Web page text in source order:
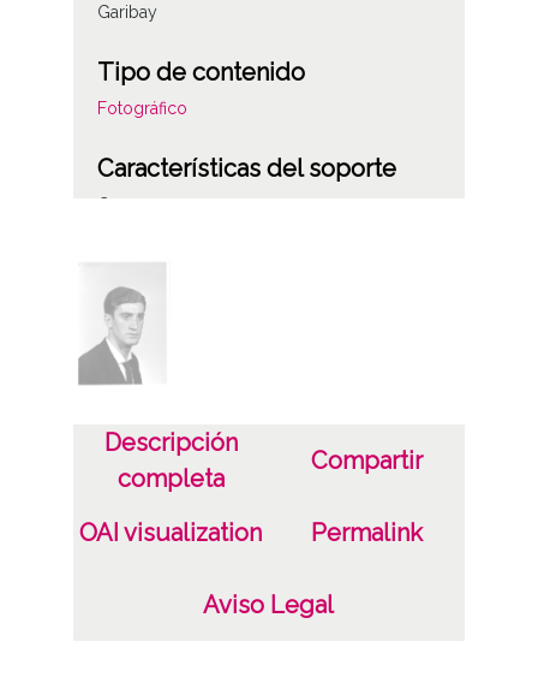
Garibay
Tipo de contenido
Fotográfico
Características del soporte
C
Fecha
19630101
19631231
1963, enero, 1 a 1963, diciembre, 31
Notas
ES.01059.ATHA.SCH.PC-050095 /*|*/
originales: Celuloide 4x6, nº 2906
Licencia de las imágenes
Descripción
completa
Compartir
OAI visualization Permalink
Aviso Legal